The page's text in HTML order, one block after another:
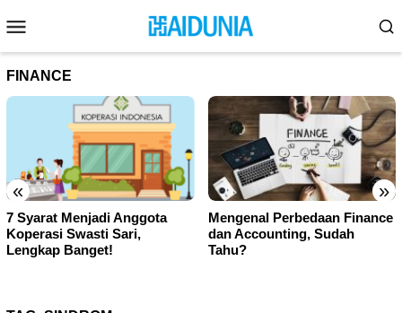
to
contentMenu
FINANCE
« »
Mengenal Perbedaan Finance
dan Accounting, Sudah
Tahu?
Cara Menghapus Daftar
Transfer Rekening BCA